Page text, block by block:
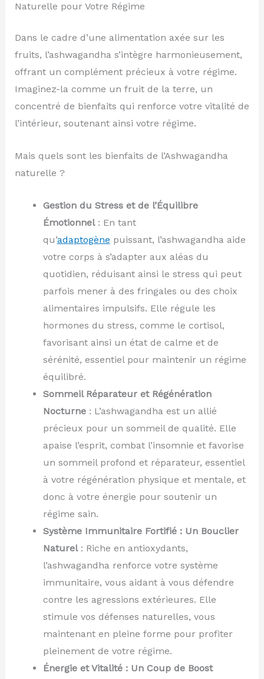
Naturelle pour Votre Régime
Dans le cadre d’une alimentation axée sur les
fruits, l’ashwagandha s’intègre harmonieusement,
offrant un complément précieux à votre régime.
Imaginez-la comme un fruit de la terre, un
concentré de bienfaits qui renforce votre vitalité de
l’intérieur, soutenant ainsi votre régime.
Mais quels sont les bienfaits de l’Ashwagandha
naturelle ?
Gestion du Stress et de l’Équilibre
Émotionnel: En tant
qu’adaptogène puissant, l’ashwagandha aide
votre corps à s’adapter aux aléas du
quotidien, réduisant ainsi le stress qui peut
parfois mener à des fringales ou des choix
alimentaires impulsifs. Elle régule les
hormones du stress, comme le cortisol,
favorisant ainsi un état de calme et de
sérénité, essentiel pour maintenir un régime
équilibré.
Sommeil Réparateur et Régénération
Nocturne: L’ashwagandha est un allié
précieux pour un sommeil de qualité. Elle
apaise l’esprit, combat l’insomnie et favorise
un sommeil profond et réparateur, essentiel
à votre régénération physique et mentale, et
donc à votre énergie pour soutenir un
régime sain.
Système Immunitaire Fortifié : Un Bouclier
Naturel: Riche en antioxydants,
l’ashwagandha renforce votre système
immunitaire, vous aidant à vous défendre
contre les agressions extérieures. Elle
stimule vos défenses naturelles, vous
maintenant en pleine forme pour profiter
pleinement de votre régime.
Énergie et Vitalité : Un Coup de Boost